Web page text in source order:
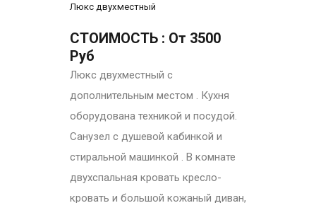
Люкс двухместный
СТОИМОСТЬ : От 3500
Руб
Люкс двухместный с
дополнительным местом . Кухня
оборудована техникой и посудой.
Санузел с душевой кабинкой и
стиральной машинкой . В комнате
двухспальная кровать кресло-
кровать и большой кожаный диван,